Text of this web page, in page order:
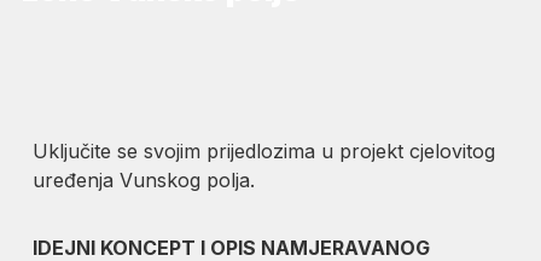
Uključite se svojim prijedlozima u projekt cjelovitog
uređenja Vunskog polja.
IDEJNI KONCEPT I OPIS NAMJERAVANOG